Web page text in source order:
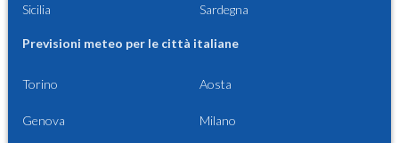
Sicilia Sardegna
Previsioni meteo per le città italiane
Torino Aosta
Genova Milano